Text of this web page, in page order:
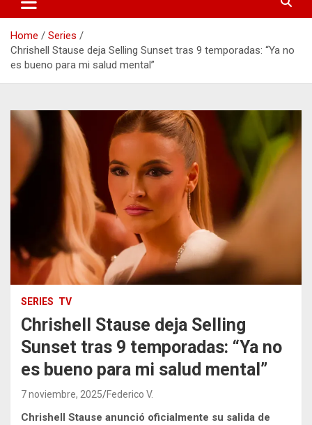
Home
Series
Chrishell Stause deja Selling Sunset tras 9 temporadas: “Ya no
es bueno para mi salud mental”
SERIES TV
Chrishell Stause deja Selling
Sunset tras 9 temporadas: “Ya no
es bueno para mi salud mental”
7 noviembre, 2025 Federico V.
Chrishell Stause anunció oficialmente su salida de